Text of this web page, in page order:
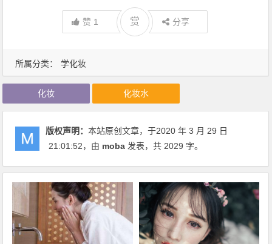
所属分类： 学化妆
赞 1 赏 分享
化妆 化妆水
版权声明：本站原创文章，于2020 年 3 月 29 日
21:01:52，由 moba 发表，共 2029 字。